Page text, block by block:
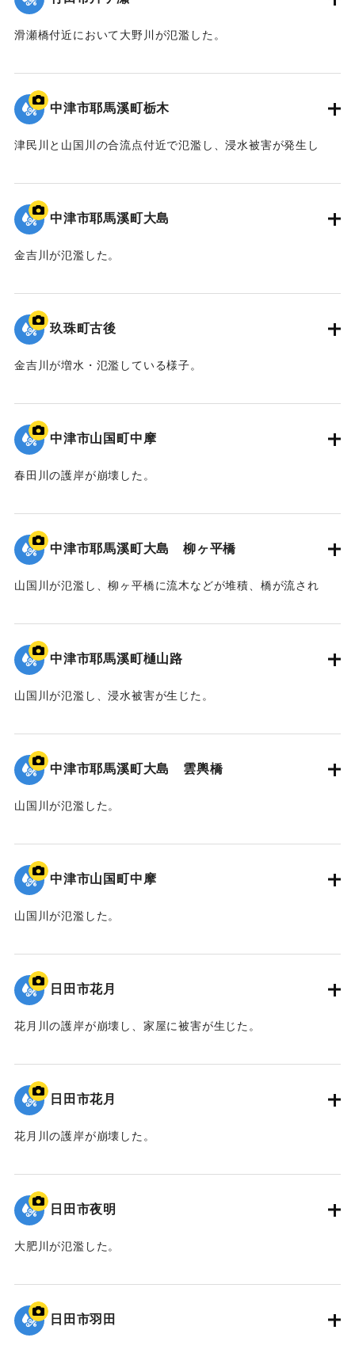
滑瀬橋付近において大野川が氾濫した。
｜固有コード:09922046
中津市耶馬溪町栃木
津民川と山国川の合流点付近で氾濫し、浸水被害が発生し
｜固有コード:
中津市耶馬溪町大島
金吉川が氾濫した。
｜固有コード:09922044
玖珠町古後
金吉川が増水・氾濫している様子。
｜固有コード:09922043
中津市山国町中摩
春田川の護岸が崩壊した。
｜固有コード:09922042
中津市耶馬溪町大島 柳ヶ平橋
山国川が氾濫し、柳ヶ平橋に流木などが堆積、橋が流され
｜固有コード:
中津市耶馬溪町樋山路
山国川が氾濫し、浸水被害が生じた。
｜固有コード:09922040
中津市耶馬溪町大島 雲輿橋
山国川が氾濫した。
｜固有コード:09922039
中津市山国町中摩
山国川が氾濫した。
｜固有コード:09922038
日田市花月
花月川の護岸が崩壊し、家屋に被害が生じた。
｜固有コード:09922037
日田市花月
花月川の護岸が崩壊した。
｜固有コード:09922036
日田市夜明
大肥川が氾濫した。
｜固有コード:09922035
日田市羽田